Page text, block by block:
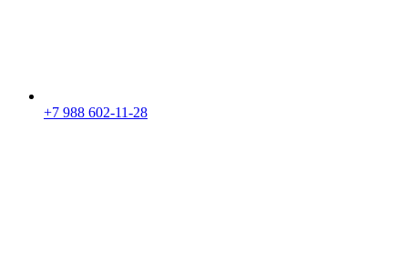
+7 988 602-11-28